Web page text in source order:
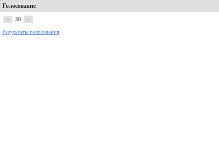
Голосование
+ 30 –
Результаты голосования